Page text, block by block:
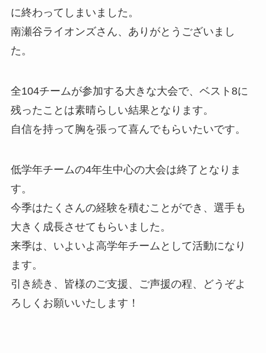
に終わってしまいました。
南瀬谷ライオンズさん、ありがとうございまし
た。
全104チームが参加する大きな大会で、ベスト8に
残ったことは素晴らしい結果となります。
自信を持って胸を張って喜んでもらいたいです。
低学年チームの4年生中心の大会は終了となりま
す。
今季はたくさんの経験を積むことができ、選手も
大きく成長させてもらいました。
来季は、いよいよ高学年チームとして活動になり
ます。
引き続き、皆様のご支援、ご声援の程、どうぞよ
ろしくお願いいたします！